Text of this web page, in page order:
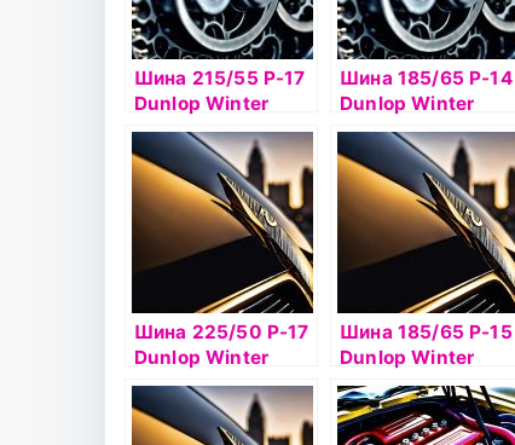
Шина 215/55 Р-17
Dunlop Winter
Ice02 98Tб/к шип
Шина 185/65 Р-14
Dunlop Winter
Ice02 90T б/к шип
Шина 225/50 Р-17
Dunlop Winter
Ice02 98T б/к шип
Шина 185/65 Р-15
Dunlop Winter
Ice02 92T б/к шип